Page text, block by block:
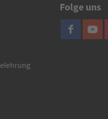
Folge uns